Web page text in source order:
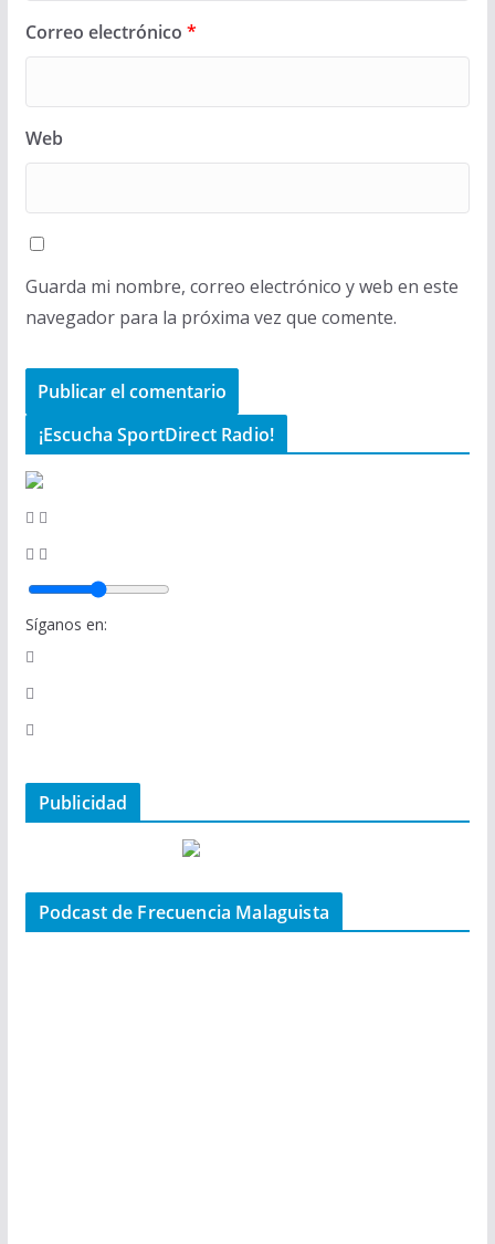
Correo electrónico *
Web
Guarda mi nombre, correo electrónico y web en este
navegador para la próxima vez que comente.
¡Escucha SportDirect Radio!
Síganos en:
Publicidad
Podcast de Frecuencia Malaguista